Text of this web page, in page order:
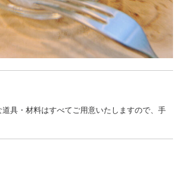
具・材料はすべてご用意いたしますので、手